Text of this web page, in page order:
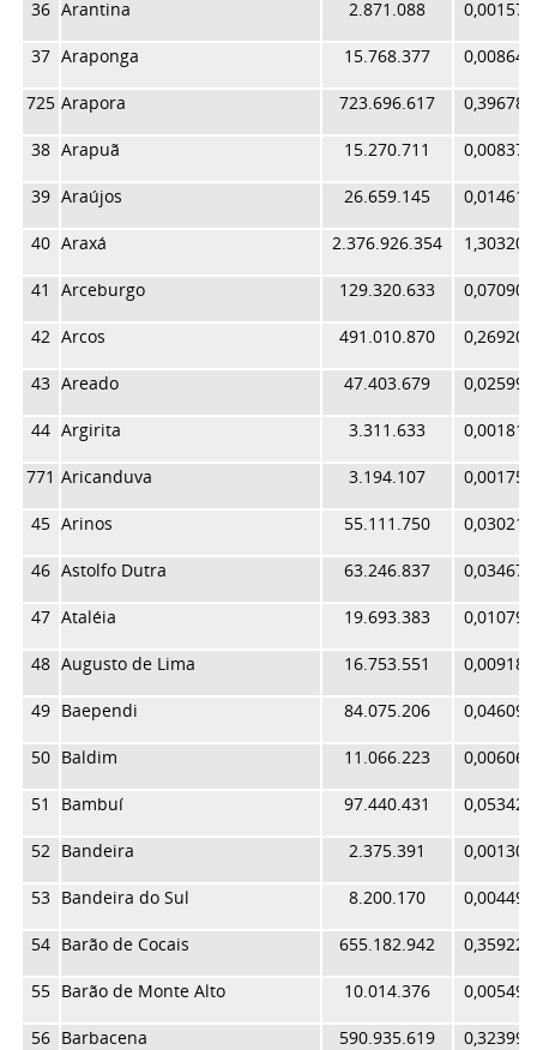
36 Arantina 2.871.088 0,001574
37 Araponga 15.768.377 0,008645
725 Arapora 723.696.617 0,396785
38 Arapuã 15.270.711 0,008373
39 Araújos 26.659.145 0,014617
40 Araxá 2.376.926.354 1,303209
41 Arceburgo 129.320.633 0,070903
42 Arcos 491.010.870 0,269209
43 Areado 47.403.679 0,025990
44 Argirita 3.311.633 0,001816
771 Aricanduva 3.194.107 0,001751
45 Arinos 55.111.750 0,030216
46 Astolfo Dutra 63.246.837 0,034677
47 Ataléia 19.693.383 0,010797
48 Augusto de Lima 16.753.551 0,009186
49 Baependi 84.075.206 0,046096
50 Baldim 11.066.223 0,006067
51 Bambuí 97.440.431 0,053424
52 Bandeira 2.375.391 0,001302
53 Bandeira do Sul 8.200.170 0,004496
54 Barão de Cocais 655.182.942 0,359220
55 Barão de Monte Alto 10.014.376 0,005491
56 Barbacena 590.935.619 0,323995